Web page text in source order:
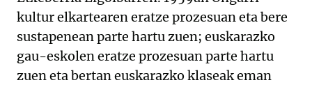
kultur elkartearen eratze prozesuan eta bere
sustapenean parte hartu zuen; euskarazko
gau-eskolen eratze prozesuan parte hartu
zuen eta bertan euskarazko klaseak eman